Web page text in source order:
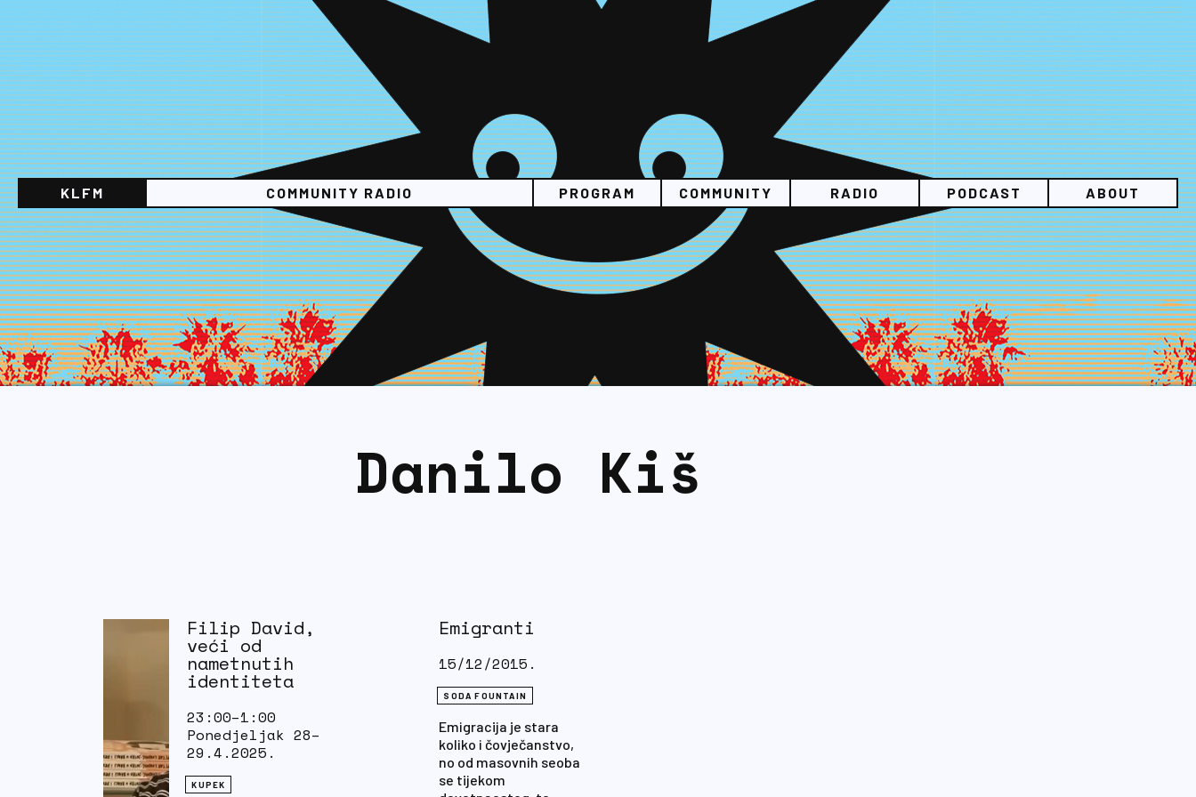
KLFM COMMUNITY RADIO PROGRAM COMMUNITY RADIO PODCAST ABOUT
Danilo Kiš
Filip David,
veći od
nametnutih
identiteta
23:00–1:00
Ponedjeljak 28–
29.4.2025.
KUPEK
Emigranti
15/12/2015.
SODA FOUNTAIN
Emigracija je stara
koliko i čovječanstvo,
no od masovnih seoba
se tijekom